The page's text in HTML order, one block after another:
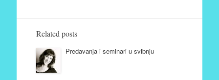
Related posts
Predavanja i seminari u svibnju